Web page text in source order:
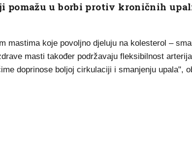
pomažu u borbi protiv kroničnih
mastima koje povoljno djeluju na kolesterol –
masti također podržavaju fleksibilnost
doprinose boljoj cirkulaciji i smanjenju upala",